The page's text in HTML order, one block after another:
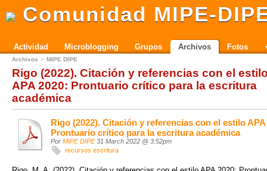
Comunidad MIPE-
Actividad Microblogging Grupos Archivos Fotos
Archivos MIPE DIPE
Rigo (2022). Citación y referencias con el
APA 2020: Prontuario crítico para la escritura
académica
Rigo (2022). Citación y referencias con el estilo APA
Prontuario crítico para la escritura académica
Por MIPE DIPE31 March 2022 @ 3:52pm
recursos escritura